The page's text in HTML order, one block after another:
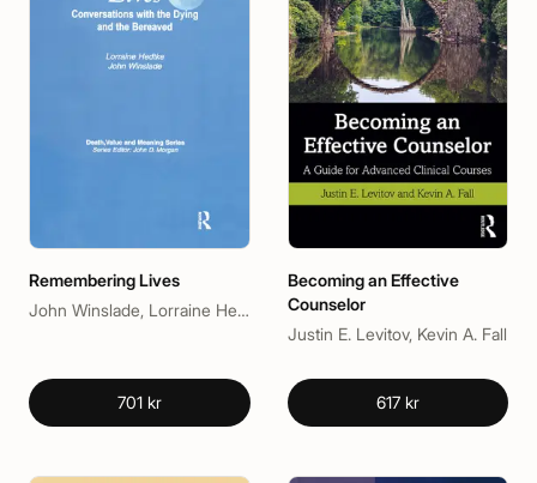
Remembering Lives
John Winslade, Lorraine Hedtke
701 kr
Becoming an Effective
Counselor
Justin E. Levitov, Kevin A. Fall
617 kr